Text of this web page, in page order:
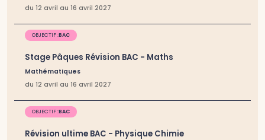
du 12 avril au 16 avril 2027
OBJECTIF :BAC
Stage Pâques Révision BAC - Maths
Mathématiques
du 12 avril au 16 avril 2027
OBJECTIF :BAC
Révision ultime BAC - Physique Chimie